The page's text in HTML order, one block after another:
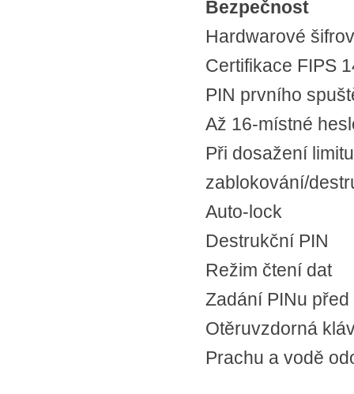
Bezpečnost
Hardwarové
Certifikace FIPS
PIN prvního
Až 16-místné
Při dosažení
zablokování/
Auto-lock
Destrukční PIN
Režim čtení dat
Zadání PINu
Otěruvzdorná
Prachu a vodě